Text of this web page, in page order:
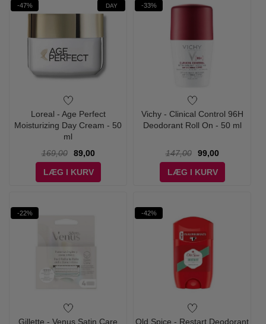
-47% DAY
Loreal - Age Perfect
Moisturizing Day Cream - 50
ml
169,00
89,00
LÆG I KURV
-33%
Vichy - Clinical Control 96H
Deodorant Roll On - 50 ml
147,00
99,00
LÆG I KURV
-22%
Gillette - Venus Satin Care
-42%
Old Spice - Restart Deodorant